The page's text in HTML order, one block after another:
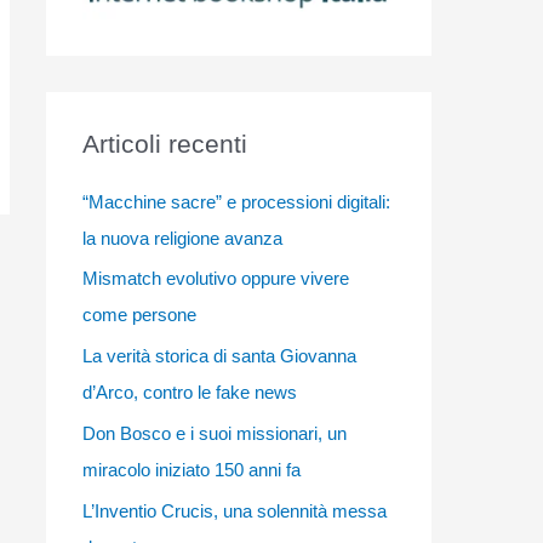
Articoli recenti
“Macchine sacre” e processioni digitali:
la nuova religione avanza
Mismatch evolutivo oppure vivere
come persone
La verità storica di santa Giovanna
d’Arco, contro le fake news
Don Bosco e i suoi missionari, un
miracolo iniziato 150 anni fa
L’Inventio Crucis, una solennità messa